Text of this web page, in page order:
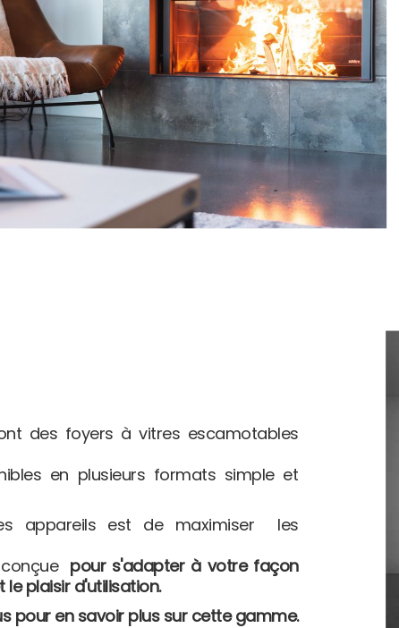
des foyers à vitres escamotables
en plusieurs formats simple et
appareils est de maximiser
les
pour s'adapter à votre façon
le plaisir d'utilisation.
pour en savoir plus sur cette gamme.